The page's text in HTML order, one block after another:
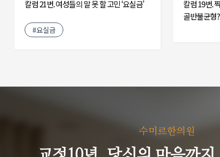
칼럼 21번. 여성들의 말 못 할 고민 ‘요실금’
#요실금
칼럼 19번.
골반불균형?
수미르한의원